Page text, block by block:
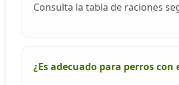
Consulta la tabla de raciones
¿Es adecuado para perros